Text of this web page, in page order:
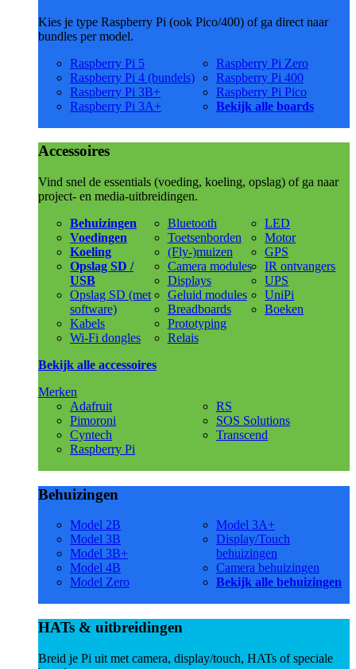
Kies je type Raspberry Pi (ook Pico/400) of ga direct naar
bundles per model.
Raspberry Pi 5
Raspberry Pi 4 (bundels)
Raspberry Pi 3B+
Raspberry Pi 3A+
Raspberry Pi Zero
Raspberry Pi 400
Raspberry Pi Pico
Bekijk alle boards
Accessoires
Vind snel de essentials (voeding, koeling, opslag) of ga naar
project- en media-uitbreidingen.
Behuizingen
Voedingen
Koeling
Opslag SD /
USB
Opslag SD (met
software)
Kabels
Wi-Fi dongles
Bluetooth
Toetsenborden
(Fly-)muizen
Camera modules
Displays
Geluid modules
Breadboards
Prototyping
Relais
LED
Motor
GPS
IR ontvangers
UPS
UniPi
Boeken
Bekijk alle accessoires
Merken
Adafruit
Pimoroni
Cyntech
Raspberry Pi
RS
SOS Solutions
Transcend
Behuizingen
Model 2B
Model 3B
Model 3B+
Model 4B
Model Zero
Model 3A+
Display/Touch
behuizingen
Camera behuizingen
Bekijk alle behuizingen
HATs & uitbreidingen
Breid je Pi uit met camera, display/touch, HATs of speciale